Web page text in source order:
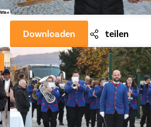
Downloaden teilen